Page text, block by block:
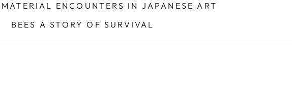
ENCOUNTERS IN JAPANESE ART
BEES A STORY OF SURVIVAL